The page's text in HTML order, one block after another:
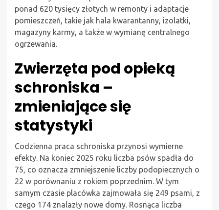
ponad 620 tysięcy złotych w remonty i adaptacje
pomieszczeń, takie jak hala kwarantanny, izolatki,
magazyny karmy, a także w wymianę centralnego
ogrzewania.
Zwierzęta pod opieką
schroniska –
zmieniające się
statystyki
Codzienna praca schroniska przynosi wymierne
efekty. Na koniec 2025 roku liczba psów spadła do
75, co oznacza zmniejszenie liczby podopiecznych o
22 w porównaniu z rokiem poprzednim. W tym
samym czasie placówka zajmowała się 249 psami, z
czego 174 znalazły nowe domy. Rosnąca liczba